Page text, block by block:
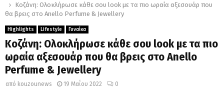
Κοζάνη: Ολοκλήρωσε κάθε σου look με τα πιο ωραία αξεσουάρ που
θα βρεις στο Anello Perfume & Jewellery
Highlights Lifestyle Γυναίκα
Κοζάνη: Ολοκλήρωσε κάθε σου look με τα πιο
ωραία αξεσουάρ που θα βρεις στο Anello
Perfume & Jewellery
από kouzounews 19 Μαΐου 2022 0